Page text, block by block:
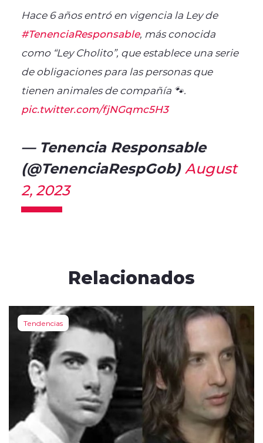
Hace 6 años entró en vigencia la Ley de
#TenenciaResponsable, más conocida
como “Ley Cholito”, que establece una serie
de obligaciones para las personas que
tienen animales de compañía 🐾.
pic.twitter.com/fjNGqmc5H3
— Tenencia Responsable
(@TenenciaRespGob) August
2, 2023
Relacionados
Tendencias